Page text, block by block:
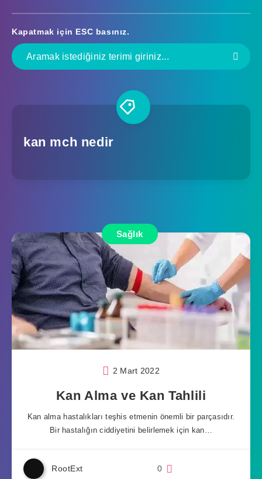
Kapatmak için ESC basınız.
kan mch nedir
Sağlık
2 Mart 2022
Kan Alma ve Kan Tahlili
Kan alma hastalıkları teşhis etmenin önemli bir parçasıdır.
Bir hastalığın ciddiyetini belirlemek için kan…
RootExt 0